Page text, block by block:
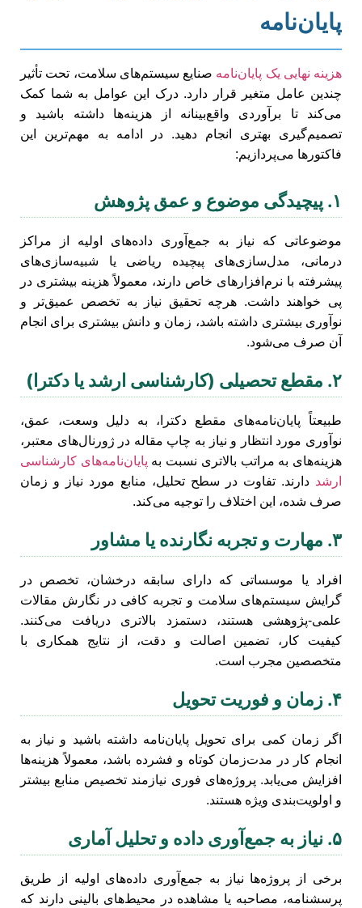
پایان‌نامه
هزینه نهایی یک پایان‌نامه صنایع سیستم‌های سلامت، تحت تأثیر
چندین عامل متغیر قرار دارد. درک این عوامل به شما کمک
می‌کند تا برآوردی واقع‌بینانه از هزینه‌ها داشته باشید و
تصمیم‌گیری بهتری انجام دهید. در ادامه به مهم‌ترین این
فاکتورها می‌پردازیم:
۱. پیچیدگی موضوع و عمق پژوهش
موضوعاتی که نیاز به جمع‌آوری داده‌های اولیه از مراکز
درمانی، مدل‌سازی‌های پیچیده ریاضی یا شبیه‌سازی‌های
پیشرفته با نرم‌افزارهای خاص دارند، معمولاً هزینه بیشتری در
پی خواهند داشت. هرچه تحقیق نیاز به تخصص عمیق‌تر و
نوآوری بیشتری داشته باشد، زمان و دانش بیشتری برای انجام
آن صرف می‌شود.
۲. مقطع تحصیلی (کارشناسی ارشد یا دکترا)
طبیعتاً پایان‌نامه‌های مقطع دکترا، به دلیل وسعت، عمق،
نوآوری مورد انتظار و نیاز به چاپ مقاله در ژورنال‌های معتبر،
هزینه‌های به مراتب بالاتری نسبت به پایان‌نامه‌های کارشناسی
ارشد دارند. تفاوت در سطح تحلیل، منابع مورد نیاز و زمان
صرف شده، این اختلاف را توجیه می‌کند.
۳. مهارت و تجربه نگارنده یا مشاور
افراد یا موسساتی که دارای سابقه درخشان، تخصص در
گرایش سیستم‌های سلامت و تجربه کافی در نگارش مقالات
علمی-پژوهشی هستند، دستمزد بالاتری دریافت می‌کنند.
کیفیت کار، تضمین اصالت و دقت، از نتایج همکاری با
متخصصین مجرب است.
۴. زمان و فوریت تحویل
اگر زمان کمی برای تحویل پایان‌نامه داشته باشید و نیاز به
انجام کار در مدت‌زمان کوتاه و فشرده باشد، معمولاً هزینه‌ها
افزایش می‌یابد. پروژه‌های فوری نیازمند تخصیص منابع بیشتر
و اولویت‌بندی ویژه هستند.
۵. نیاز به جمع‌آوری داده و تحلیل آماری
برخی از پروژه‌ها نیاز به جمع‌آوری داده‌های اولیه از طریق
پرسشنامه، مصاحبه یا مشاهده در محیط‌های بالینی دارند که